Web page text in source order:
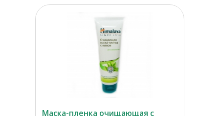
Маска-пленка очищающая с